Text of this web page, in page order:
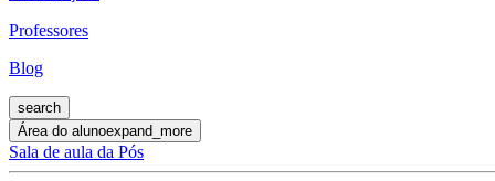
Professores
Blog
search
Área do alunoexpand_more
Sala de aula da Pós